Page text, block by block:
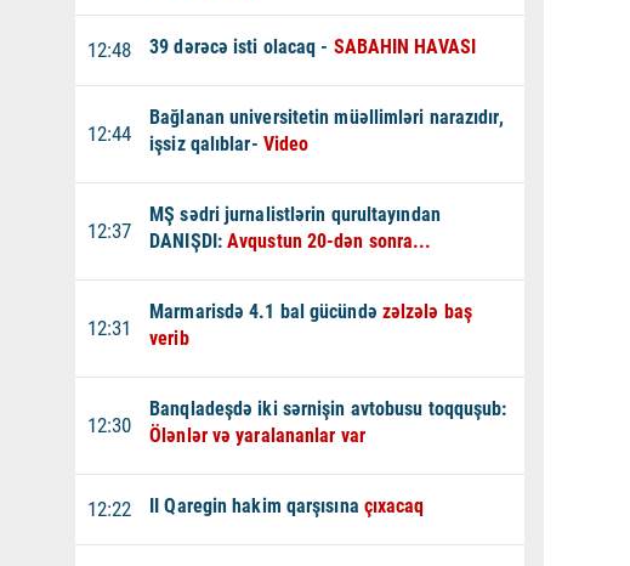
12:48 39 dərəcə isti olacaq - SABAHIN HAVASI
12:44
Bağlanan universitetin müəllimləri narazıdır,
işsiz qalıblar- Video
12:37
MŞ sədri jurnalistlərin qurultayından
DANIŞDI:Avqustun 20-dən sonra...
12:31
Marmarisdə 4.1 bal gücündə zəlzələ baş
verib
12:30
Banqladeşdə iki sərnişin avtobusu toqquşub:
Ölənlər və yaralananlar var
12:22 II Qaregin hakim qarşısına çıxacaq